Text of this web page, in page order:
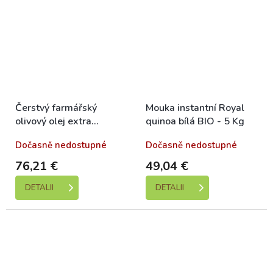
Čerstvý farmářský
olivový olej extra
plechu)
Dočasně nedostupné
76,21 €
DETALII
Mouka instantní Royal
quinoa bílá BIO - 5 Kg
Dočasně nedostupné
49,04 €
DETALII